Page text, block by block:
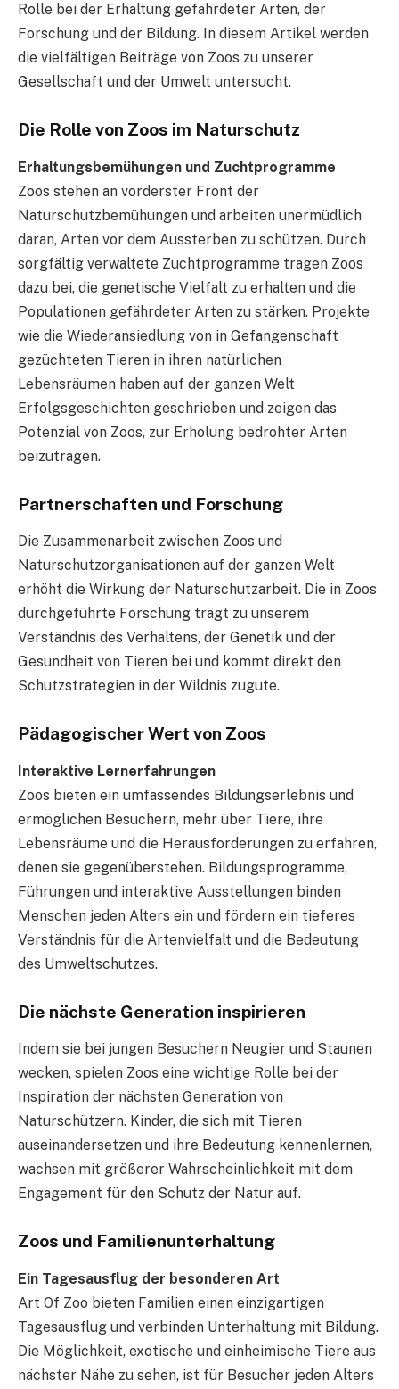
Rolle bei der Erhaltung gefährdeter Arten, der
Forschung und der Bildung. In diesem Artikel werden
die vielfältigen Beiträge von Zoos zu unserer
Gesellschaft und der Umwelt untersucht.
Die Rolle von Zoos im Naturschutz
Erhaltungsbemühungen und Zuchtprogramme
Zoos stehen an vorderster Front der
Naturschutzbemühungen und arbeiten unermüdlich
daran, Arten vor dem Aussterben zu schützen. Durch
sorgfältig verwaltete Zuchtprogramme tragen Zoos
dazu bei, die genetische Vielfalt zu erhalten und die
Populationen gefährdeter Arten zu stärken. Projekte
wie die Wiederansiedlung von in Gefangenschaft
gezüchteten Tieren in ihren natürlichen
Lebensräumen haben auf der ganzen Welt
Erfolgsgeschichten geschrieben und zeigen das
Potenzial von Zoos, zur Erholung bedrohter Arten
beizutragen.
Partnerschaften und Forschung
Die Zusammenarbeit zwischen Zoos und
Naturschutzorganisationen auf der ganzen Welt
erhöht die Wirkung der Naturschutzarbeit. Die in Zoos
durchgeführte Forschung trägt zu unserem
Verständnis des Verhaltens, der Genetik und der
Gesundheit von Tieren bei und kommt direkt den
Schutzstrategien in der Wildnis zugute.
Pädagogischer Wert von Zoos
Interaktive Lernerfahrungen
Zoos bieten ein umfassendes Bildungserlebnis und
ermöglichen Besuchern, mehr über Tiere, ihre
Lebensräume und die Herausforderungen zu erfahren,
denen sie gegenüberstehen. Bildungsprogramme,
Führungen und interaktive Ausstellungen binden
Menschen jeden Alters ein und fördern ein tieferes
Verständnis für die Artenvielfalt und die Bedeutung
des Umweltschutzes.
Die nächste Generation inspirieren
Indem sie bei jungen Besuchern Neugier und Staunen
wecken, spielen Zoos eine wichtige Rolle bei der
Inspiration der nächsten Generation von
Naturschützern. Kinder, die sich mit Tieren
auseinandersetzen und ihre Bedeutung kennenlernen,
wachsen mit größerer Wahrscheinlichkeit mit dem
Engagement für den Schutz der Natur auf.
Zoos und Familienunterhaltung
Ein Tagesausflug der besonderen Art
Art Of Zoo bieten Familien einen einzigartigen
Tagesausflug und verbinden Unterhaltung mit Bildung.
Die Möglichkeit, exotische und einheimische Tiere aus
nächster Nähe zu sehen, ist für Besucher jeden Alters